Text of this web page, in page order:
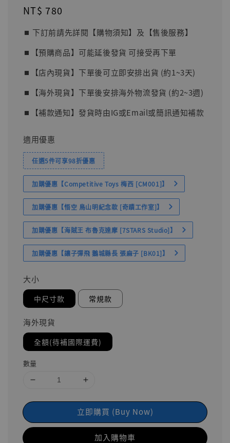
Regular
NT$ 780
⏹︎ 下訂前請先詳閱【購物須知】及【售後服務】
⏹︎【預購商品】可能延後發貨 可接受再下單
⏹︎【店內現貨】下單後可立即安排出貨 (約1~3天)
⏹︎【海外現貨】下單後安排海外物流發貨 (約2~3週)
⏹︎【補款通知】發貨時由IG或Email或簡訊通知補款
適用優惠
任選5件可享98折優惠
加購優惠【Competitive Toys 梅西 [CM001]】
加購優惠【悟空 鳥山明紀念款 [奇蹟工作室]】
加購優惠【海賊王 布魯克達摩 [7STARS Studio]】
加購優惠【讓子彈飛 鵝城縣長 張麻子 [BK01]】
大小
中尺寸款 常規款
海外現貨
全額(待補國際運費)
數量
立即購買 (Buy Now)
加入購物車